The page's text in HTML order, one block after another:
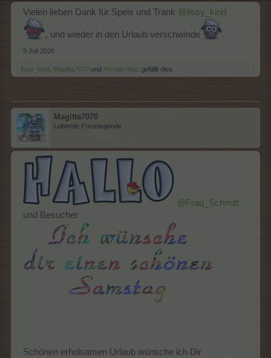
Vielen lieben Dank für Speis und Trank @lissy_kind
, und wieder in den Urlaub verschwinde .
9 Juli 2026
lissy_kind , Magitta7070 und Horatio-Mac gefällt dies.
Magitta7070
Lebende Forenlegende
@Frau_Schmitt
und Besucher
Schönen erholsamen Urlaub wünsche ich Dir